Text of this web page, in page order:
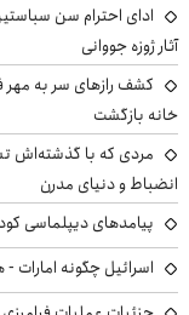
ادای احترام سن
آثار ژوزه جووانی
کشف رازهای سر به مهر
خانه بازگشت
مردی که با گذشته‌اش
انضباط و دنیای مدرن
پیامدهای دیپلماسی
اسرائیل چگونه امارات